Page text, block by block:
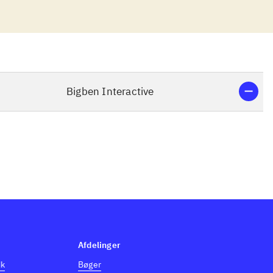
og
spille op til 4
Bigben Interactive
Afdelinger
Bøger